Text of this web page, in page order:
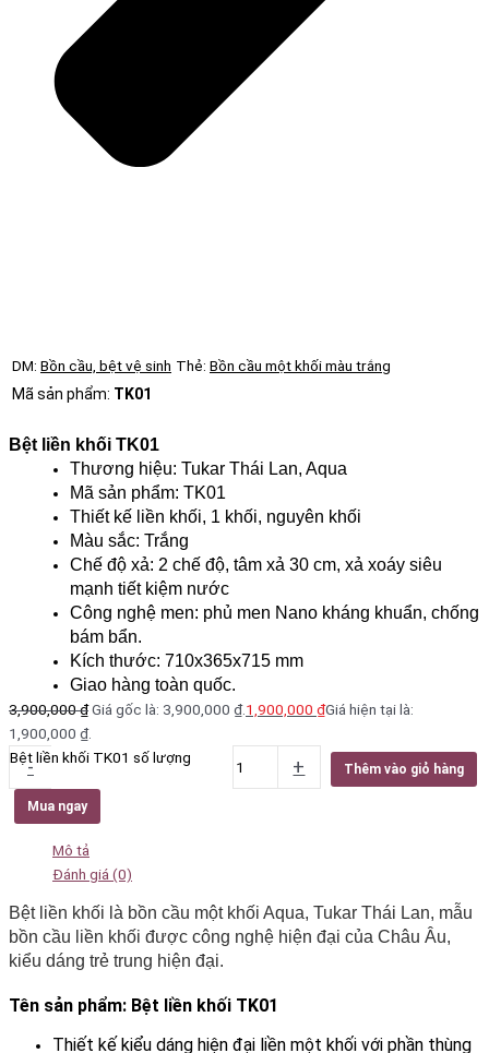
DM: Bồn cầu, bệt vệ sinh Thẻ: Bồn cầu một khối màu trắng
Mã sản phẩm: TK01
Bệt liền khối TK01
Thương hiệu: Tukar Thái Lan, Aqua
Mã sản phẩm: TK01
Thiết kế liền khối, 1 khối, nguyên khối
Màu sắc: Trắng
Chế độ xả: 2 chế độ, tâm xả 30 cm, xả xoáy siêu
mạnh tiết kiệm nước
Công nghệ men: phủ men Nano kháng khuẩn, chống
bám bẩn.
Kích thước: 710x365x715 mm
Giao hàng toàn quốc.
3,900,000₫Giá gốc là: 3,900,000 ₫.1,900,000 ₫Giá hiện tại là:
1,900,000 ₫.
-
Bệt liền khối TK01 số lượng + Thêm vào giỏ hàng
Mua ngay
Mô tả
Đánh giá (0)
Bệt liền khối là bồn cầu một khối Aqua, Tukar Thái Lan, mẫu
bồn cầu liền khối được công nghệ hiện đại của Châu Âu,
kiểu dáng trẻ trung hiện đại.
Tên sản phẩm: Bệt liền khối TK01
Thiết kế kiểu dáng hiện đại liền một khối với phần thùng